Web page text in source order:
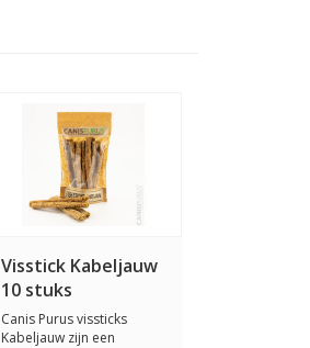
Visstick Kabeljauw
10 stuks
Canis Purus vissticks
Kabeljauw zijn een